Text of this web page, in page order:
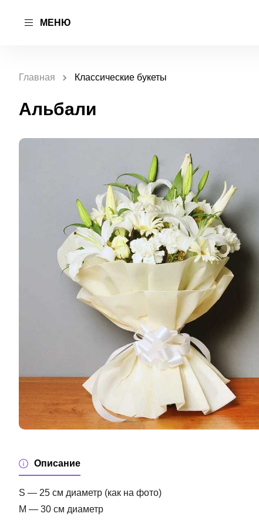
МЕНЮ
Главная Классические букеты
Альбали
Описание
S — 25 см диаметр (как на фото)
M — 30 см диаметр